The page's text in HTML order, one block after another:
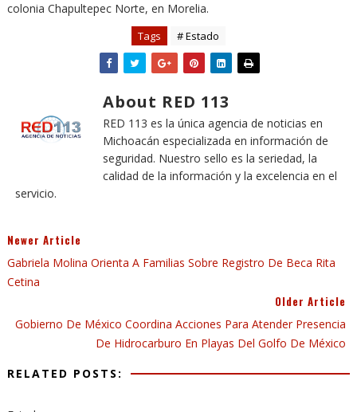
colonia Chapultepec Norte, en Morelia.
Tags # Estado
About RED 113
RED 113 es la única agencia de noticias en
Michoacán especializada en información de
seguridad. Nuestro sello es la seriedad, la
calidad de la información y la excelencia en el
servicio.
Newer Article
Gabriela Molina Orienta A Familias Sobre Registro De Beca Rita
Cetina
Older Article
Gobierno De México Coordina Acciones Para Atender Presencia
De Hidrocarburo En Playas Del Golfo De México
RELATED POSTS: